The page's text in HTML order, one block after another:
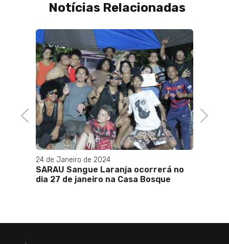
Notícias Relacionadas
Previous
24 de Janeiro de 2024
SARAU Sangue Laranja ocorrerá no
dia 27 de janeiro na Casa Bosque
Next